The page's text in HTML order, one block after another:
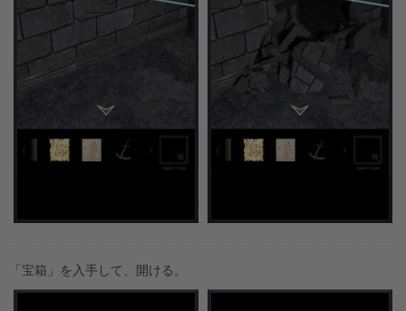
「宝箱」を入手して、開ける。